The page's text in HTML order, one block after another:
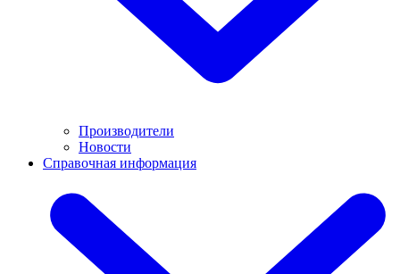
Производители
Новости
Справочная информация